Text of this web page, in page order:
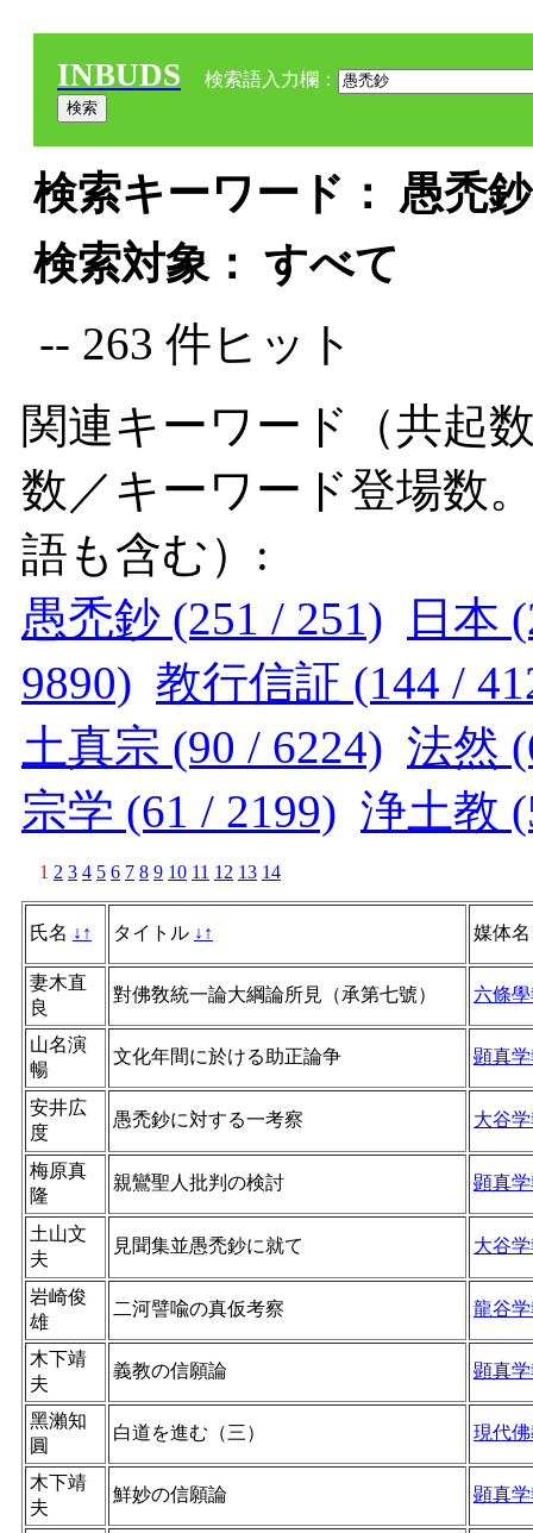
INBUDS 検索語入力欄：
検索キーワード： 愚禿
検索対象： すべて
-- 263 件ヒット
関連キーワード（共起
数／キーワード登場数
語も含む）:
愚禿鈔 (251 / 251)
日本
9890) 教行信証 (144 /
土真宗 (90 / 6224) 法然
宗学 (61 / 2199) 浄土教
1 2 3 4 5 6 7 8 9 10 11 12 13 14
氏名 ↓ ↑ タイトル ↓ ↑ 媒体
妻木直
良
對佛敎統一論大綱論所見（承第七號） 六條
山名演
暢
文化年間に於ける助正論争 顕真
安井広
度
愚禿鈔に対する一考察 大谷
梅原真
隆
親鸞聖人批判の検討 顕真
土山文
夫
見聞集並愚禿鈔に就て 大谷
岩崎俊
雄
二河譬喩の真仮考察 龍谷
木下靖
夫
義教の信願論 顕真
黑瀨知
圓
白道を進む（三） 現代
木下靖
夫
鮮妙の信願論 顕真